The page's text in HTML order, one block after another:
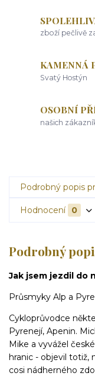
zboží pečlivě
KAMENNÁ
Svatý Hostýn
OSOBNÍ
našich
Podrobný popis
Hodnocení 0
Podrobný
Jak jsem jezdil do
Průsmyky Alp a
Cykloprůvodce
Pyrenejí, Apenin.
Mike a vyvážel
hranic - objevil totiž,
cosi nádherného